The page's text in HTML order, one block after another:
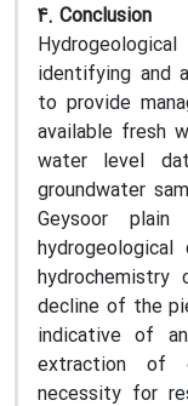
4. Conclusion
identifying and
to provide
available fresh
water level
groundwater
Geysoor
decline of the
indicative of
extraction of
necessity for